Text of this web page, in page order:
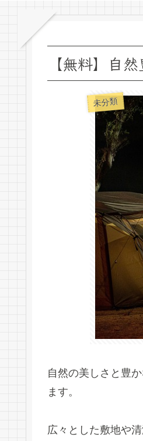
【無料】自
未分類
自然の美しさと豊
ます。
広々とした敷地や